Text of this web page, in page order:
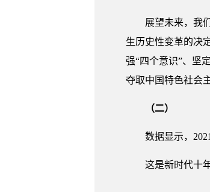
展望未来，我
生历史性变革的决
强“四个意识”、坚
夺取中国特色社会
（二）
数据显示，
这是新时代十